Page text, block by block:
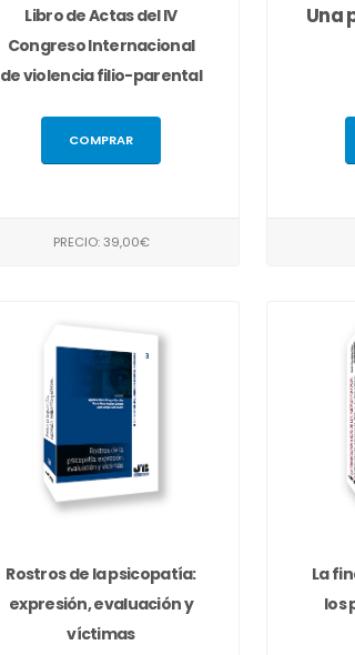
Libro de Actas del IV
Congreso Internacional
de violencia filio-parental
COMPRAR
PRECIO: 39,00€
Una
Rostros de la psicopatía:
expresión, evaluación y
víctimas
La
los